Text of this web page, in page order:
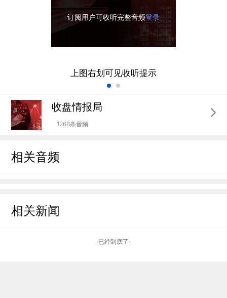
订阅用户可收听完整音频登录
上图右划可见收听提示
收盘情报局
1268条音频
相关音频
相关新闻
-已经到底了-